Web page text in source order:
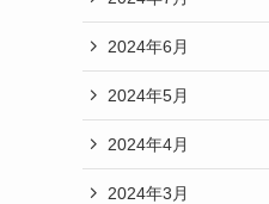
2024年6月
2024年5月
2024年4月
2024年3月